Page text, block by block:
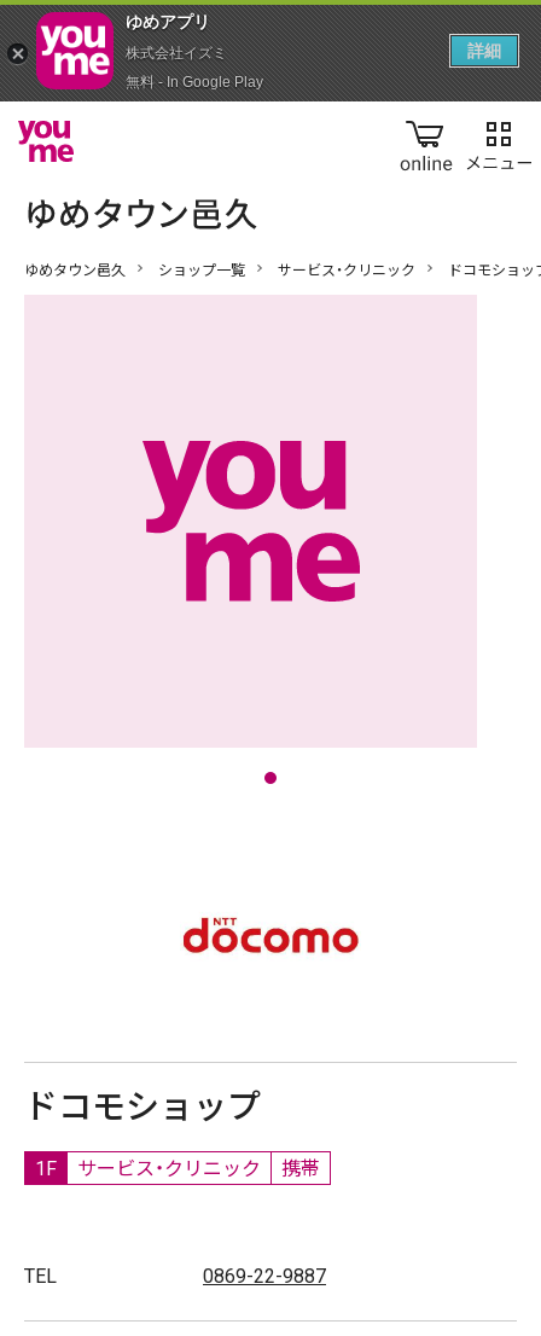
online
ゆめタウン邑久 ショップ一覧 サービス・クリニック ドコモショッ
ドコモショップ
1F サービス・クリニック 携帯
TEL 0869-22-9887
ゆめアプ‪リ‬
株式会社イズミ
無料 - In Google Play
詳細